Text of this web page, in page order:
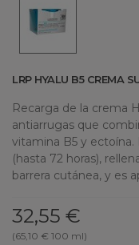
LRP HYALU B5 CREMA
Recarga de la crema
antiarrugas que
vitamina B5 y ectoína.
(hasta 72 horas),
barrera cutánea, y es
32,55 €
(65,10 € 100 ml)